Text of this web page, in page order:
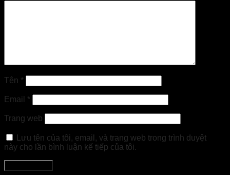
Tên *
Email *
Trang web
Lưu tên của tôi, email, và trang web trong trình duyệt
này cho lần bình luận kế tiếp của tôi.